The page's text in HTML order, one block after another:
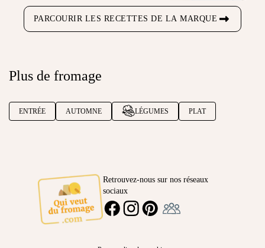
PARCOURIR LES RECETTES DE LA MARQUE
Plus de fromage
ENTRÉE AUTOMNE LÉGUMES PLAT
Retrouvez-nous sur nos réseaux
sociaux
FACEBOOKINSTAGRAMPINTEREST